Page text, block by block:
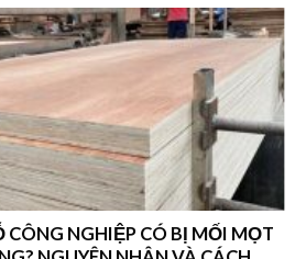
CÔNG NGHIỆP CÓ BỊ MỐI MỌT